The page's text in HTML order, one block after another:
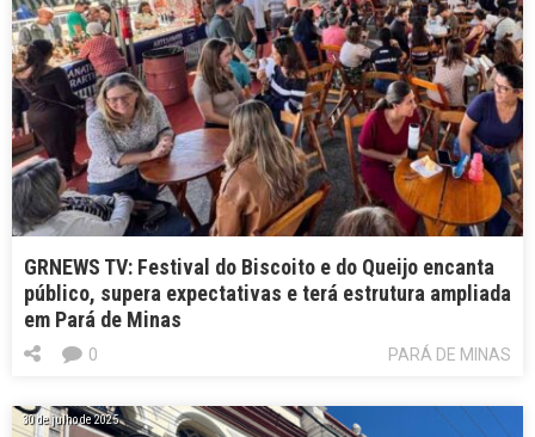
GRNEWS TV: Festival do Biscoito e do Queijo encanta
público, supera expectativas e terá estrutura ampliada
em Pará de Minas
PARÁ DE MINAS
0
30 de julho de 2025